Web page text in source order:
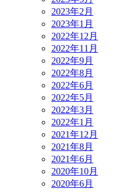
2023年2月
2023年1月
2022年12月
2022年11月
2022年9月
2022年8月
2022年6月
2022年5月
2022年3月
2022年1月
2021年12月
2021年8月
2021年6月
2020年10月
2020年6月